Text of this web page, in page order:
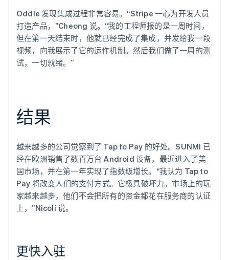
Oddle 发现集成过程非常容易。“Stripe 一心为开发人员
打造产品，”Cheong 说。“我的工程师报的是一周时间，
但在第一天结束时，他就已经完成了集成，并发给我一段
视频，向我展示了它的运作机制。然后我们做了一周的测
试，一切就绪。”
结果
越来越多的公司觉察到了 Tap to Pay 的好处。SUNMI 已
经在欧洲销售了数百万台 Android 设备，最近进入了美
国市场，并在第一年实现了指数级增长。“我认为 Tap to
Pay 将改变人们的支付方式。它极具破坏力。市场上的玩
家越来越多，他们不会把所有的资金都花在服务商的认证
上，”Nicoli 说。
更快入驻